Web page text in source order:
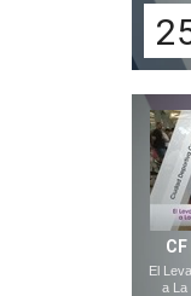
El
a La